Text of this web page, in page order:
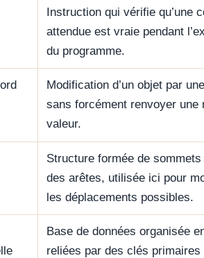
Instruction qui vérifie qu’une
attendue est vraie pendant
du programme.
Modification d’un objet par
sans forcément renvoyer une
valeur.
Structure formée de
des arêtes, utilisée ici pour
les déplacements possibles.
Base de données organisée
reliées par des clés primaires